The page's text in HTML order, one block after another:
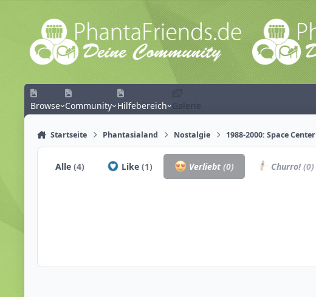
Zum Inhalt springen
Browse Community Hilfebereich Galerie
Startseite Phantasialand Nostalgie 1988-2000: Space Center
Alle(4) Like (1) Verliebt(0) Churro!(0)